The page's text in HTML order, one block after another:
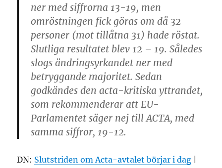
ner med siffrorna 13-19, men
omröstningen fick göras om då 32
personer (mot tillåtna 31) hade röstat.
Slutliga resultatet blev 12 – 19. Således
slogs ändringsyrkandet ner med
betryggande majoritet. Sedan
godkändes den acta-kritiska yttrandet,
som rekommenderar att EU-
Parlamentet säger nej till ACTA, med
samma siffror, 19-12.
DN: Slutstriden om Acta-avtalet börjar i dag